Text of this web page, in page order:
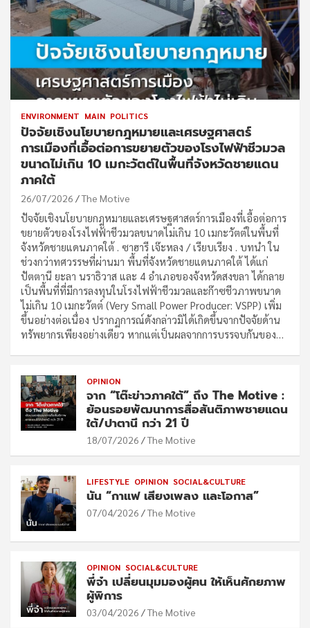
ENVIRONMENT MAIN POLITICS
ปัจจัยเชิงนโยบายกฎหมายและเศรษฐศาสตร์
การเมืองที่เอื้อต่อการขยายตัวของโรงไฟฟ้าชีวมวล
ขนาดไม่เกิน 10 เมกะวัตต์ในพื้นที่จังหวัดชายแดน
ภาคใต้
26/07/2026 The Motive
ปัจจัยเชิงนโยบายกฎหมายและเศรษฐศาสตร์การเมืองที่เอื้อต่อการ
ขยายตัวของโรงไฟฟ้าชีวมวลขนาดไม่เกิน 10 เมกะวัตต์ในพื้นที่
จังหวัดชายแดนภาคใต้ . ซาฮารี เจ๊ะหลง / เรียบเรียง . บทนำ ใน
ช่วงกว่าทศวรรษที่ผ่านมา พื้นที่จังหวัดชายแดนภาคใต้ ได้แก่
ปัตตานี ยะลา นราธิวาส และ 4 อำเภอของจังหวัดสงขลา ได้กลาย
เป็นพื้นที่ที่มีการลงทุนในโรงไฟฟ้าชีวมวลและก๊าซชีวภาพขนาด
ไม่เกิน 10 เมกะวัตต์ (Very Small Power Producer: VSPP) เพิ่ม
ขึ้นอย่างต่อเนื่อง ปรากฏการณ์ดังกล่าวมิได้เกิดขึ้นจากปัจจัยด้าน
ทรัพยากรเพียงอย่างเดียว หากแต่เป็นผลจากการบรรจบกันของ…
OPINION
จาก “โต๊ะข่าวภาคใต้” ถึง The Motive :
ย้อนรอยพัฒนาการสื่อสันติภาพชายแดน
ใต้/ปาตานี กว่า 21 ปี
18/07/2026 The Motive
LIFESTYLE OPINION SOCIAL&CULTURE
นัน “กาแฟ เสียงเพลง และโอกาส”
07/04/2026 The Motive
OPINION SOCIAL&CULTURE
พี่จ๋า เปลี่ยนมุมมองผู้ฅน ให้เห็นศักยภาพ
ผู้พิการ
03/04/2026 The Motive